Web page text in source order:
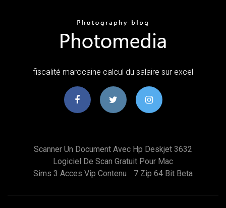
fiscalité marocaine calcul du salaire sur excel
Scanner Un Document Avec Hp Deskjet 3632
Logiciel De Scan Gratuit Pour Mac
Sims 3 Acces Vip Contenu
7 Zip 64 Bit Beta